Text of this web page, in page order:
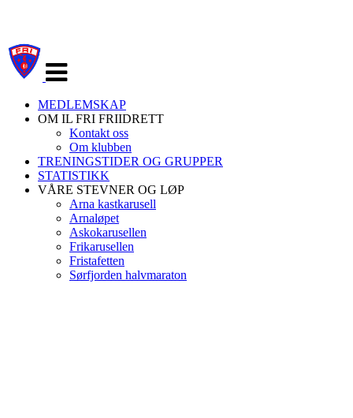
navigasjon
MEDLEMSKAP
OM IL FRI FRIIDRETT
Kontakt oss
Om klubben
TRENINGSTIDER OG GRUPPER
STATISTIKK
VÅRE STEVNER OG LØP
Arna kastkarusell
Arnaløpet
Askokarusellen
Frikarusellen
Fristafetten
Sørfjorden halvmaraton